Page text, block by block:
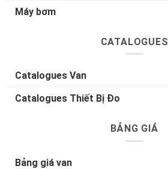
Máy bơm
CATALOGUES
Catalogues Van
Catalogues Thiết Bị Đo
BẢNG GIÁ
Bảng giá van